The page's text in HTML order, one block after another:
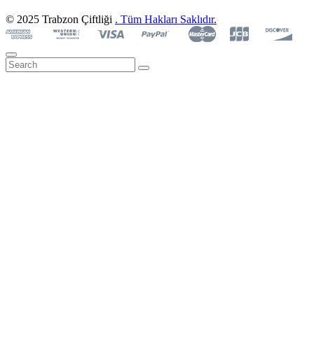
© 2025 Trabzon Çiftliği . Tüm Hakları Saklıdır.